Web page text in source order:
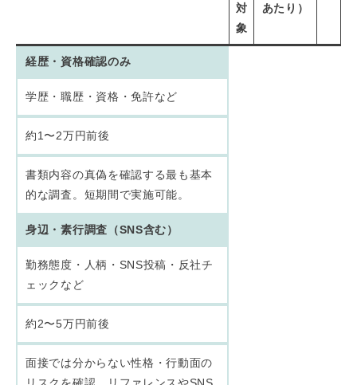
対
象
あたり）
経歴・資格確認のみ
学歴・職歴・資格・免許など
約1〜2万円前後
書類内容の真偽を確認する最も基本
的な調査。短期間で実施可能。
身辺・素行調査（SNS含む）
勤務態度・人柄・SNS投稿・反社チ
ェックなど
約2〜5万円前後
面接では分からない性格・行動面の
リスクを確認。リファレンスやSNS